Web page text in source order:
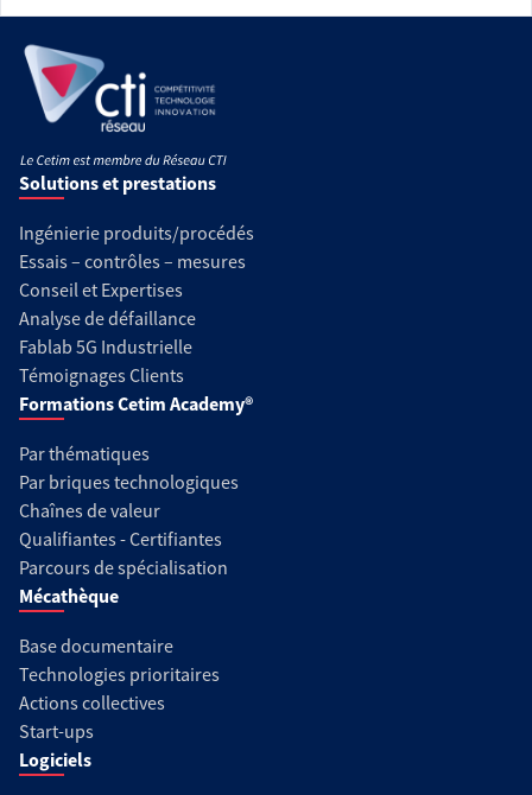
Solutions et prestations
Ingénierie produits/procédés
Essais – contrôles – mesures
Conseil et Expertises
Analyse de défaillance
Fablab 5G Industrielle
Témoignages Clients
Formations Cetim Academy®
Par thématiques
Par briques technologiques
Chaînes de valeur
Qualifiantes - Certifiantes
Parcours de spécialisation
Mécathèque
Base documentaire
Technologies prioritaires
Actions collectives
Start-ups
Logiciels